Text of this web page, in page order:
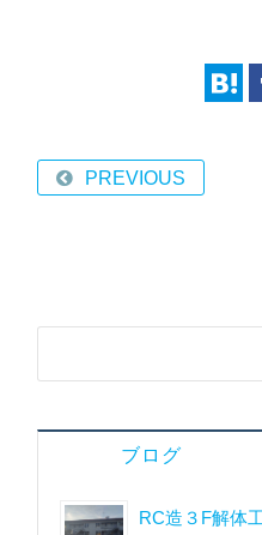
PREVIOUS
ブログ
RC造３F解体